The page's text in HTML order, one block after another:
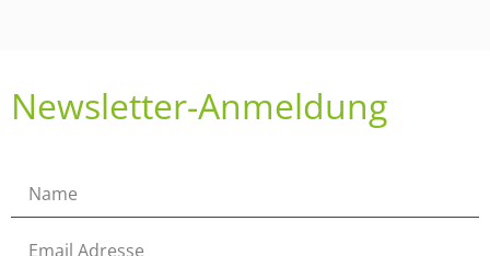
Newsletter-Anmeldung